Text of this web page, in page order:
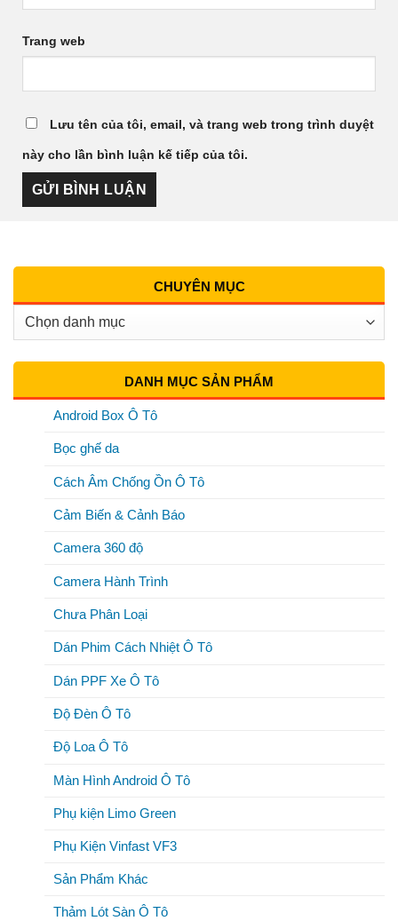
Trang web
Lưu tên của tôi, email, và trang web trong trình duyệt
này cho lần bình luận kế tiếp của tôi.
CHUYÊN MỤC
Chuyên
DANH MỤC SẢN PHẨM
Android Box Ô Tô
Bọc ghế da
Cách Âm Chống Ồn Ô Tô
Cảm Biến & Cảnh Báo
Camera 360 độ
Camera Hành Trình
Chưa Phân Loại
Dán Phim Cách Nhiệt Ô Tô
Dán PPF Xe Ô Tô
Độ Đèn Ô Tô
Độ Loa Ô Tô
Màn Hình Android Ô Tô
Phụ kiện Limo Green
Phụ Kiện Vinfast VF3
Sản Phẩm Khác
Thảm Lót Sàn Ô Tô